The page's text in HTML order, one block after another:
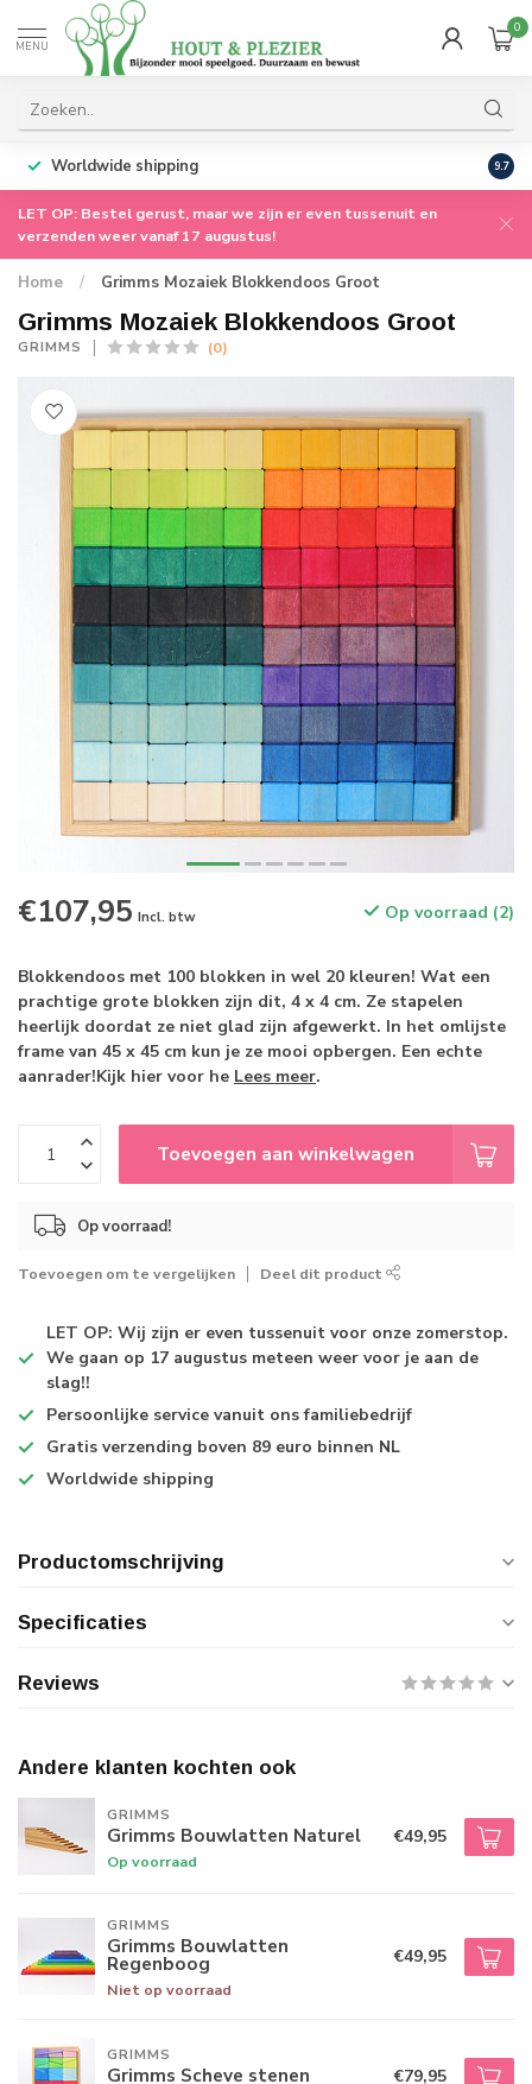
MENU
0
Worldwide shipping 9.7
LET OP: Bestel gerust, maar we zijn er even tussenuit en
verzenden weer vanaf 17 augustus!
Home / Grimms Mozaiek Blokkendoos Groot
Grimms Mozaiek Blokkendoos Groot
GRIMMS (0)
€107,95 Incl. btw Op voorraad (2)
Blokkendoos met 100 blokken in wel 20 kleuren! Wat een
prachtige grote blokken zijn dit, 4 x 4 cm. Ze stapelen
heerlijk doordat ze niet glad zijn afgewerkt. In het omlijste
frame van 45 x 45 cm kun je ze mooi opbergen. Een echte
aanrader!Kijk hier voor he Lees meer.
Toevoegen aan winkelwagen
Op voorraad!
Toevoegen om te vergelijken Deel dit product
LET OP: Wij zijn er even tussenuit voor onze zomerstop.
We gaan op 17 augustus meteen weer voor je aan de
slag!!
Persoonlijke service vanuit ons familiebedrijf
Gratis verzending boven 89 euro binnen NL
Worldwide shipping
Productomschrijving
Specificaties
Reviews
Andere klanten kochten ook
GRIMMS
Grimms Bouwlatten Naturel
Op voorraad
€49,95
GRIMMS
Grimms Bouwlatten
Regenboog
Niet op voorraad
€49,95
GRIMMS
Grimms Scheve stenen €79,95